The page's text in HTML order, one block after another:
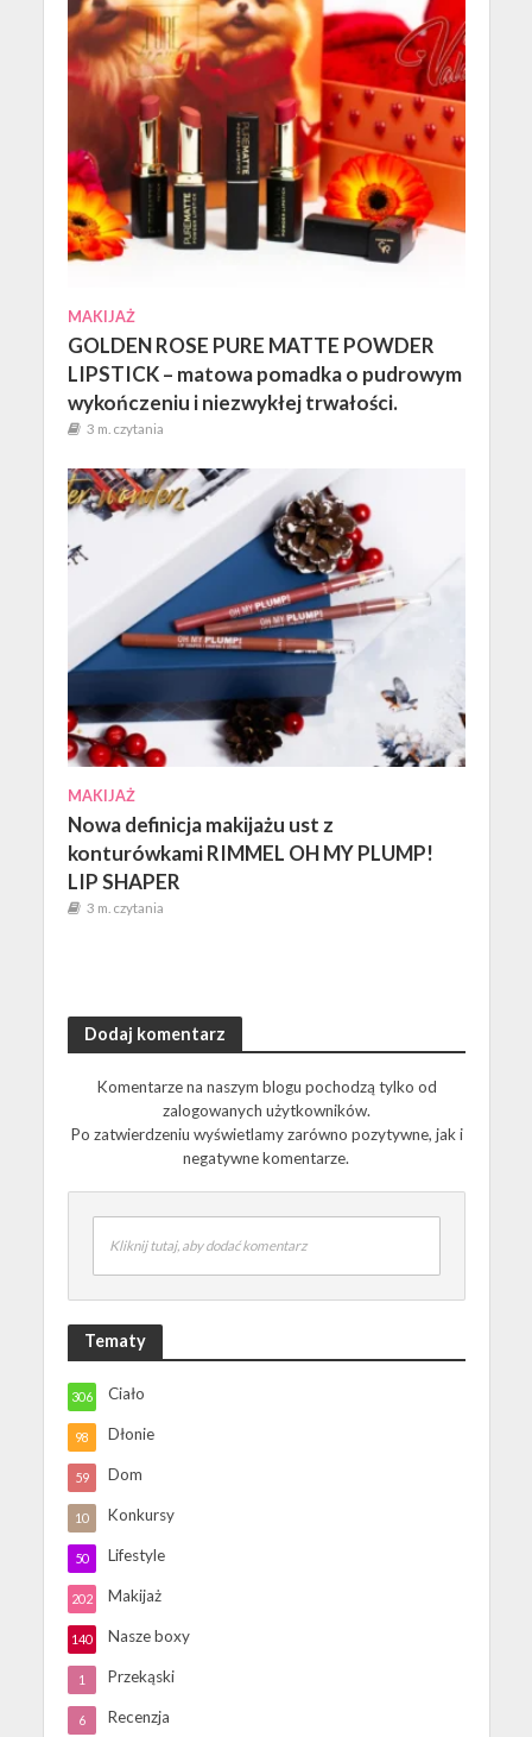
MAKIJAŻ
GOLDEN ROSE PURE MATTE POWDER
LIPSTICK – matowa pomadka o pudrowym
wykończeniu i niezwykłej trwałości.
3 m. czytania
MAKIJAŻ
Nowa definicja makijażu ust z
konturówkami RIMMEL OH MY PLUMP!
LIP SHAPER
3 m. czytania
Dodaj komentarz
Komentarze na naszym blogu pochodzą tylko od
zalogowanych użytkowników.
Po zatwierdzeniu wyświetlamy zarówno pozytywne, jak i
negatywne komentarze.
Kliknij tutaj, aby dodać komentarz
Tematy
Ciało
306
Dłonie
98
Dom
59
Konkursy
10
Lifestyle
50
Makijaż
202
Nasze boxy
140
Przekąski
1
Recenzja
6